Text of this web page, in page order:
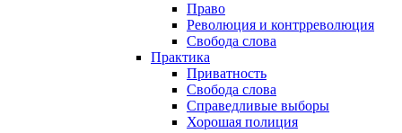
Право
Революция и контрреволюция
Свобода слова
Практика
Приватность
Свобода слова
Справедливые выборы
Хорошая полиция